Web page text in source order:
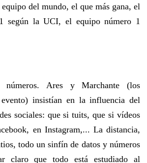
del mundo, el que más gana, el
según la UCI, el equipo número 1
números. Ares y Marchante (los
evento) insistían en la influencia del
sociales: que si tuits, que si vídeos
en Instagram,... La distancia,
todo un sinfín de datos y números
claro que todo está estudiado al